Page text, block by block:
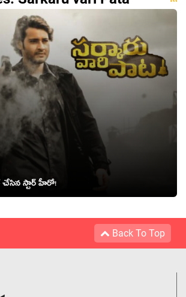
చేసిన స్టార్ హీరో!
Back To Top